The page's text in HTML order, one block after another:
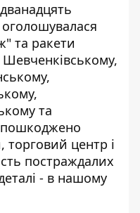
оголошувалася
та ракети
та
центр і
постраждалих
- в нашому